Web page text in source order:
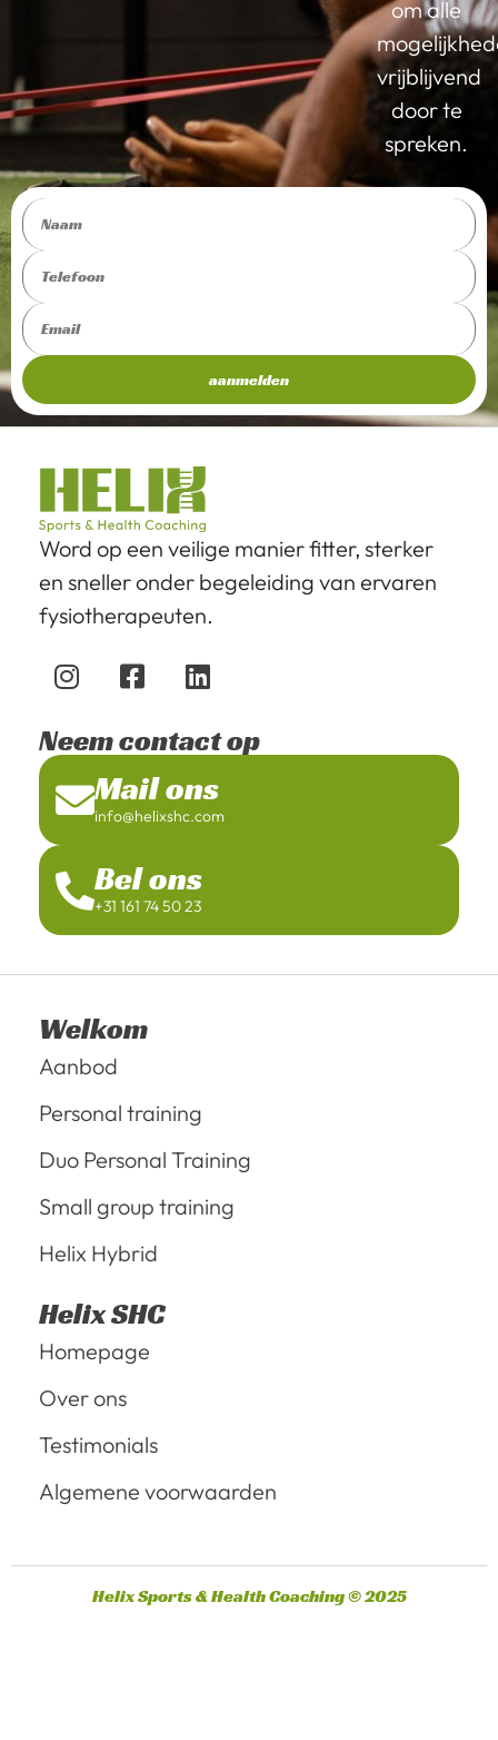
om alle
vrijblijvend
door te
spreken.
aanmelden
Word op een veilige manier fitter, sterker
en sneller onder begeleiding van ervaren
fysiotherapeuten.
Neem contact op
Mail ons
info@helixshc.com
Bel ons
+31 161 74 50 23
Welkom
Aanbod
Personal training
Duo Personal Training
Small group training
Helix Hybrid
Helix SHC
Homepage
Over ons
Testimonials
Algemene voorwaarden
Helix Sports & Health Coaching © 2025